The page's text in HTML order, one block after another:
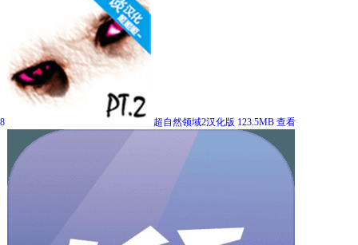
8 超自然领域2汉化版 123.5MB 查看